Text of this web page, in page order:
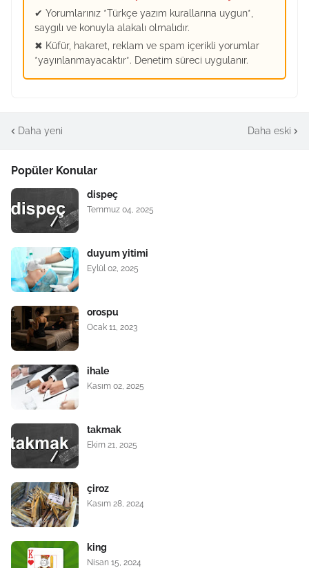
✔ Yorumlarınız *Türkçe yazım kurallarına uygun*,
saygılı ve konuyla alakalı olmalıdır.
✖ Küfür, hakaret, reklam ve spam içerikli yorumlar
*yayınlanmayacaktır*. Denetim süreci uygulanır.
Daha yeni Daha eski
Popüler Konular
dispeç
Temmuz 04, 2025
duyum yitimi
Eylül 02, 2025
orospu
Ocak 11, 2023
ihale
Kasım 02, 2025
takmak
Ekim 21, 2025
çiroz
Kasım 28, 2024
king
Nisan 15, 2024